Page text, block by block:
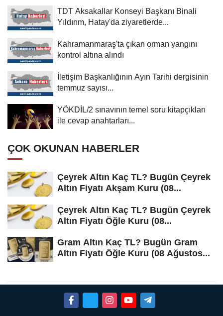
TDT Aksakallar Konseyi Başkanı Binali
Yıldırım, Hatay'da ziyaretlerde...
Kahramanmaraş'ta çıkan orman yangını
kontrol altına alındı
İletişim Başkanlığının Ayın Tarihi dergisinin
temmuz sayısı...
YÖKDİL/2 sınavının temel soru kitapçıkları
ile cevap anahtarları...
ÇOK OKUNAN HABERLER
Çeyrek Altın Kaç TL? Bugün Çeyrek
Altın Fiyatı Akşam Kuru (08...
Çeyrek Altın Kaç TL? Bugün Çeyrek
Altın Fiyatı Öğle Kuru (08...
Gram Altın Kaç TL? Bugün Gram
Altın Fiyatı Öğle Kuru (08 Ağustos...